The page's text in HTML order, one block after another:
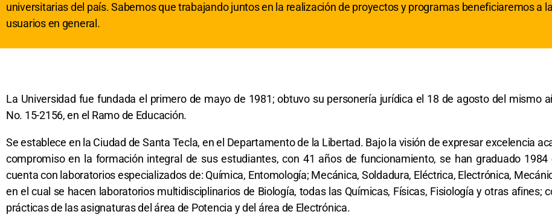
universitarias del país. Sabemos que trabajando juntos en la realización de proyectos y programas beneficiaremos a
usuarios en general.
La Universidad fue fundada el primero de mayo de 1981; obtuvo su personería jurídica el 18 de agosto del mismo
No. 15-2156, en el Ramo de Educación.
Se establece en la Ciudad de Santa Tecla, en el Departamento de la Libertad. Bajo la visión de expresar excelencia
compromiso en la formación integral de sus estudiantes, con 41 años de funcionamiento, se han graduado 1984
cuenta con laboratorios especializados de: Química, Entomología; Mecánica, Soldadura, Eléctrica, Electrónica,
en el cual se hacen laboratorios multidisciplinarios de Biología, todas las Químicas, Físicas, Fisiología y otras afines;
prácticas de las asignaturas del área de Potencia y del área de Electrónica.